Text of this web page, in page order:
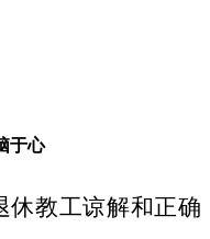
于心
休教工谅解和正确